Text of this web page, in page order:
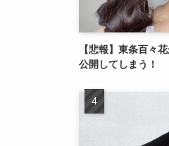
【悲報】東条百々
公開してしまう！